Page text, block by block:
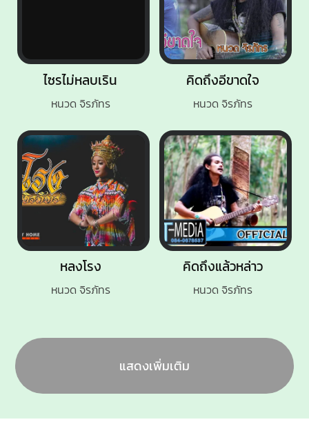
คิดถึงแล้วหล่าว
หนวด จิรภัทร
คิดถึงอีขาดใจ
หนวด จิรภัทร
หลงโรง
หนวด จิรภัทร
ไซรไม่หลบเริน
หนวด จิรภัทร
แสดงเพิ่มเติม